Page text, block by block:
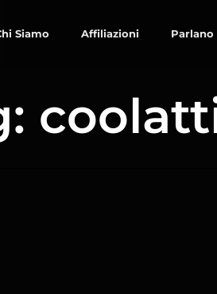
Siamo Affiliazioni Parlano